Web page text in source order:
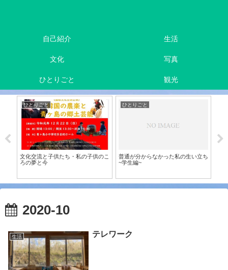
自己紹介 生活
文化 写真
ひとりごと 観光
ひとりごと
文化交流と子供たち・私の子供のこ
ろの夢と今
ひとりごと
普通が分からなかった私の生い立ち
~学生編~
2020-10
生活 テレワーク